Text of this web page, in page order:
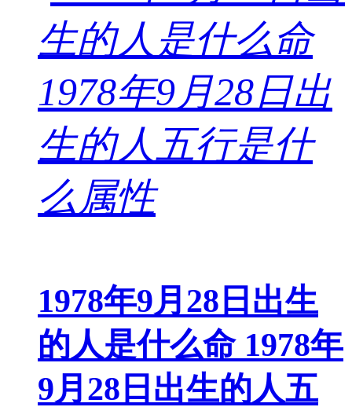
1978年9月28日出生
的人是什么命 1978年
9月28日出生的人五